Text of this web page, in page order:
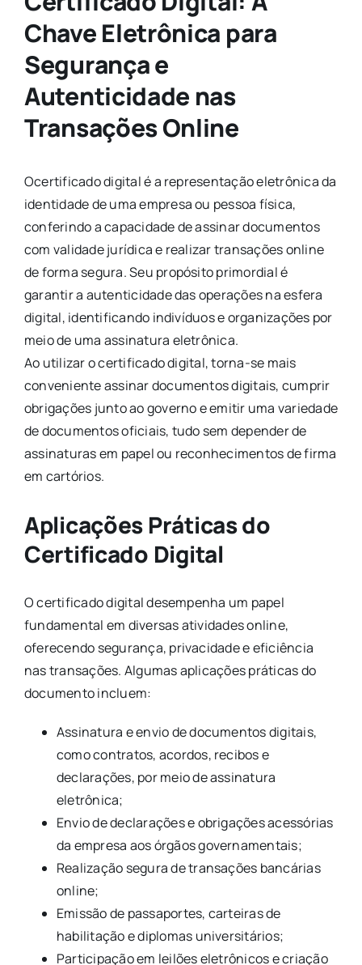
Chave Eletrônica para
Segurança e
Autenticidade nas
Transações Online
Ocertificado digital é a representação eletrônica da
identidade de uma empresa ou pessoa física,
conferindo a capacidade de assinar documentos
com validade jurídica e realizar transações online
de forma segura. Seu propósito primordial é
garantir a autenticidade das operações na esfera
digital, identificando indivíduos e organizações por
meio de uma assinatura eletrônica.
Ao utilizar o certificado digital, torna-se mais
conveniente assinar documentos digitais, cumprir
obrigações junto ao governo e emitir uma variedade
de documentos oficiais, tudo sem depender de
assinaturas em papel ou reconhecimentos de firma
em cartórios.
Aplicações Práticas do
Certificado Digital
O certificado digital desempenha um papel
fundamental em diversas atividades online,
oferecendo segurança, privacidade e eficiência
nas transações. Algumas aplicações práticas do
documento incluem:
Assinatura e envio de documentos digitais,
como contratos, acordos, recibos e
declarações, por meio de assinatura
eletrônica;
Envio de declarações e obrigações acessórias
da empresa aos órgãos governamentais;
Realização segura de transações bancárias
online;
Emissão de passaportes, carteiras de
habilitação e diplomas universitários;
Participação em leilões eletrônicos e criação